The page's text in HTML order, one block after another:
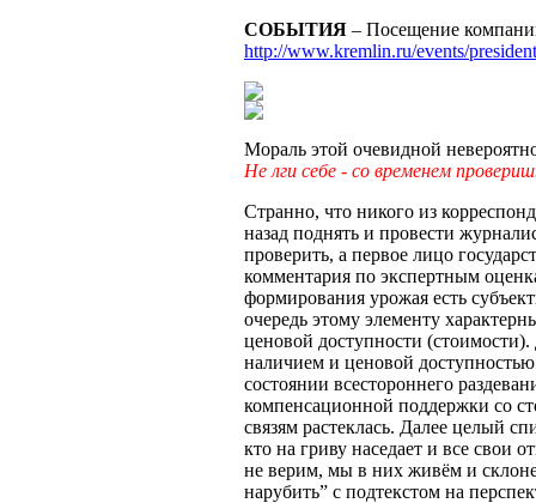
СОБЫТИЯ – Посещение
http://www.kremlin.ru/events/
Мораль этой очевидной
Не лги себе - со временем
Странно, что никого из
назад поднять и провести
проверить, а первое лицо
комментария по экспертным
формирования урожая есть
очередь этому элементу
ценовой доступности
наличием и ценовой
состоянии всестороннего
компенсационной поддержки со
связям растеклась. Далее целый
кто на гриву наседает и все свои
не верим, мы в них живём и
нарубить” с подтекстом на